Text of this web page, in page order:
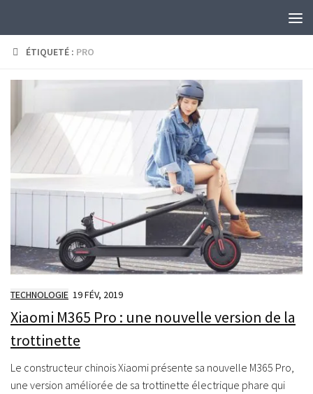
ÉTIQUETÉ : PRO
TECHNOLOGIE 19 FÉV, 2019
Xiaomi M365 Pro : une nouvelle version de la
trottinette
Le constructeur chinois Xiaomi présente sa nouvelle M365 Pro,
une version améliorée de sa trottinette électrique phare qui